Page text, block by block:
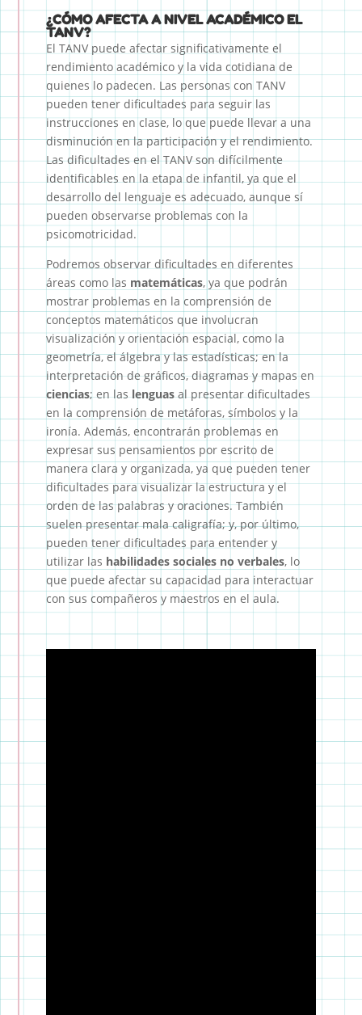
¿CÓMO AFECTA A NIVEL ACADÉMICO EL
TANV?
El TANV puede afectar significativamente el
rendimiento académico y la vida cotidiana de
quienes lo padecen. Las personas con TANV
pueden tener dificultades para seguir las
instrucciones en clase, lo que puede llevar a una
disminución en la participación y el rendimiento.
Las dificultades en el TANV son difícilmente
identificables en la etapa de infantil, ya que el
desarrollo del lenguaje es adecuado, aunque sí
pueden observarse problemas con la
psicomotricidad.
Podremos observar dificultades en diferentes
áreas como las matemáticas, ya que podrán
mostrar problemas en la comprensión de
conceptos matemáticos que involucran
visualización y orientación espacial, como la
geometría, el álgebra y las estadísticas; en la
interpretación de gráficos, diagramas y mapas en
ciencias; en laslenguasal presentar dificultades
en la comprensión de metáforas, símbolos y la
ironía. Además, encontrarán problemas en
expresar sus pensamientos por escrito de
manera clara y organizada, ya que pueden tener
dificultades para visualizar la estructura y el
orden de las palabras y oraciones. También
suelen presentar mala caligrafía; y, por último,
pueden tener dificultades para entender y
utilizar las habilidades sociales no verbales, lo
que puede afectar su capacidad para interactuar
con sus compañeros y maestros en el aula.